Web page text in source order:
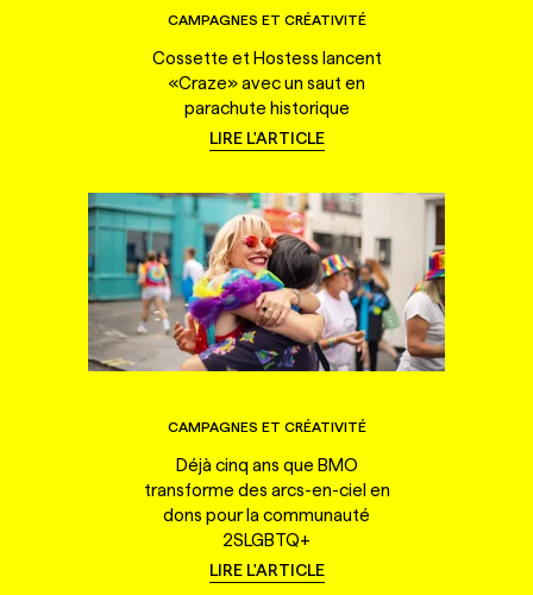
CAMPAGNES ET CRÉATIVITÉ
Cossette et Hostess lancent
«Craze» avec un saut en
parachute historique
LIRE L'ARTICLE
CAMPAGNES ET CRÉATIVITÉ
Déjà cinq ans que BMO
transforme des arcs-en-ciel en
dons pour la communauté
2SLGBTQ+
LIRE L'ARTICLE